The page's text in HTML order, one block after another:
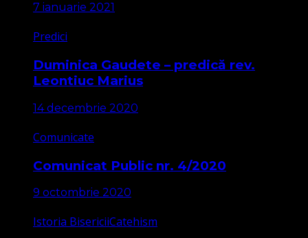
7 ianuarie 2021
Predici
Duminica Gaudete – predică rev.
Leontiuc Marius
14 decembrie 2020
Comunicate
Comunicat Public nr. 4/2020
9 octombrie 2020
Istoria BisericiiCatehism